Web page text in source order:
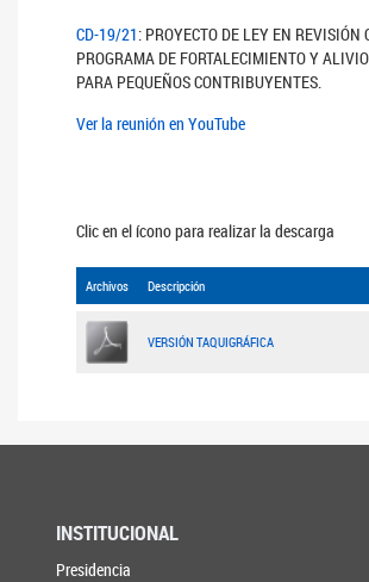
CD-19/21: PROYECTO DE LEY EN REVISIÓN
PROGRAMA DE FORTALECIMIENTO Y
PARA PEQUEÑOS CONTRIBUYENTES.
Ver la reunión en YouTube
Clic en el ícono para realizar la descarga
Archivos Descripción
VERSIÓN TAQUIGRÁFICA
INSTITUCIONAL
Presidencia